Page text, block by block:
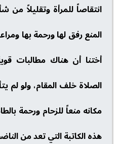
انتقاصاً للمرأة وتقليلاً من
المنع رفق لها ورحمة بها
أختنا أن هناك مطالبات
الصلاة خلف المقام، ولو لم
مكانه منعاً للزحام ورحمة
هذه الكاتبة التي تعد من